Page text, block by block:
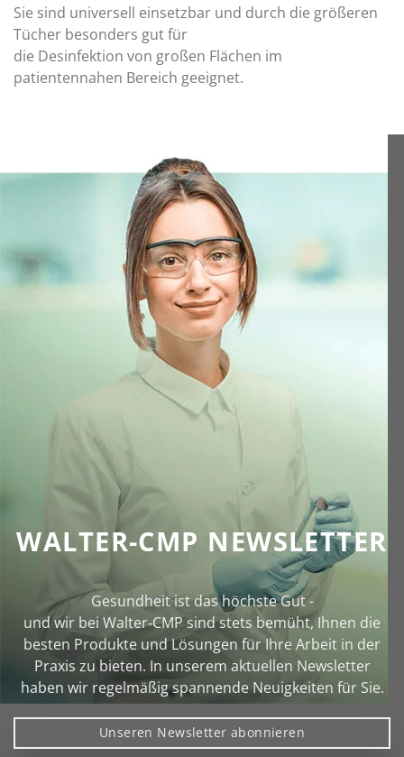
Sie sind universell einsetzbar und durch die größeren
Tücher besonders gut für
die Desinfektion von großen Flächen im
patientennahen Bereich geeignet.
WALTER-CMP NEWSLETTER
Gesundheit ist das höchste Gut -
und wir bei Walter‑CMP sind stets bemüht, Ihnen die
besten Produkte und Lösungen für Ihre Arbeit in der
Praxis zu bieten. In unserem aktuellen Newsletter
haben wir regelmäßig spannende Neuigkeiten für Sie.
Unseren Newsletter abonnieren